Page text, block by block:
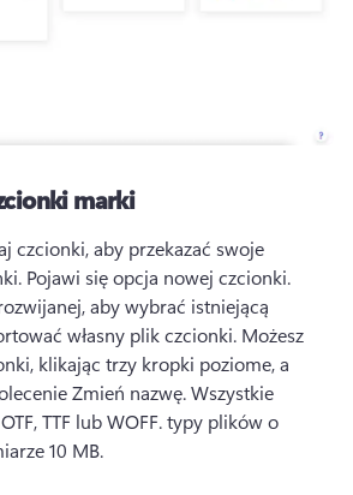
marki
czcionki, aby przekazać swoje
aby wybrać istniejącą
własny plik czcionki. Możesz
klikając trzy kropki poziome, a
Zmień nazwę. Wszystkie
TTF lub WOFF. typy plików o
10 MB.